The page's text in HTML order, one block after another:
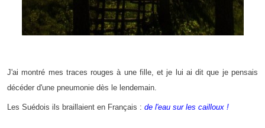
J'ai montré mes traces rouges à une fille, et je lui ai dit que je pensais
décéder d'une pneumonie dès le lendemain.
Les Suédois ils braillaient en Français : de l'eau sur les cailloux !